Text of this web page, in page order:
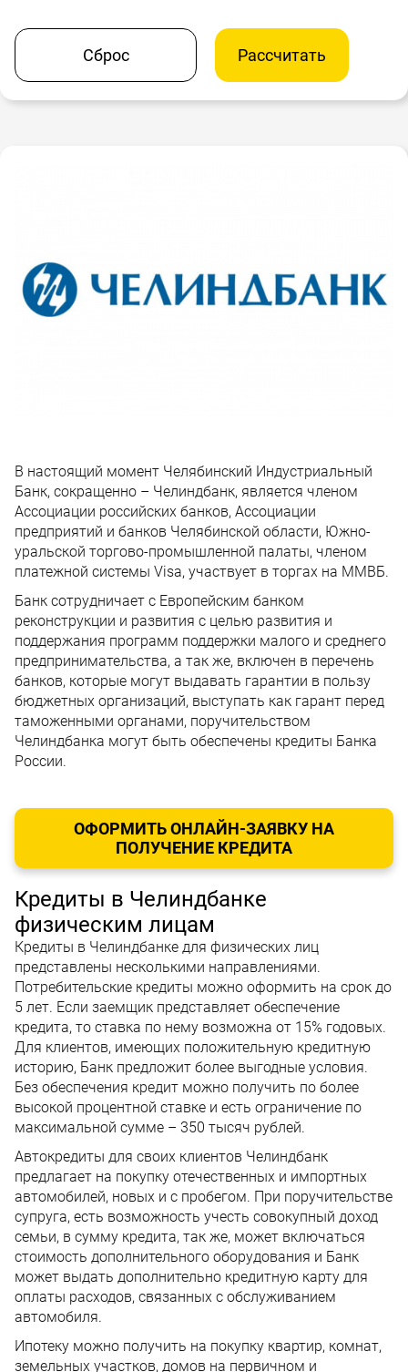
Сброс Рассчитать
В настоящий момент Челябинский Индустриальный
Банк, сокращенно – Челиндбанк, является членом
Ассоциации российских банков, Ассоциации
предприятий и банков Челябинской области, Южно-
уральской торгово-промышленной палаты, членом
платежной системы Visa, участвует в торгах на ММВБ.
Банк сотрудничает с Европейским банком
реконструкции и развития с целью развития и
поддержания программ поддержки малого и среднего
предпринимательства, а так же, включен в перечень
банков, которые могут выдавать гарантии в пользу
бюджетных организаций, выступать как гарант перед
таможенными органами, поручительством
Челиндбанка могут быть обеспечены кредиты Банка
России.
ОФОРМИТЬ ОНЛАЙН-ЗАЯВКУ НА
ПОЛУЧЕНИЕ КРЕДИТА
Кредиты в Челиндбанке
физическим лицам
Кредиты в Челиндбанке для физических лиц
представлены несколькими направлениями.
Потребительские кредиты можно оформить на срок до
5 лет. Если заемщик представляет обеспечение
кредита, то ставка по нему возможна от 15% годовых.
Для клиентов, имеющих положительную кредитную
историю, Банк предложит более выгодные условия.
Без обеспечения кредит можно получить по более
высокой процентной ставке и есть ограничение по
максимальной сумме – 350 тысяч рублей.
Автокредиты для своих клиентов Челиндбанк
предлагает на покупку отечественных и импортных
автомобилей, новых и с пробегом. При поручительстве
супруга, есть возможность учесть совокупный доход
семьи, в сумму кредита, так же, может включаться
стоимость дополнительного оборудования и Банк
может выдать дополнительно кредитную карту для
оплаты расходов, связанных с обслуживанием
автомобиля.
Ипотеку можно получить на покупку квартир, комнат,
земельных участков, домов на первичном и